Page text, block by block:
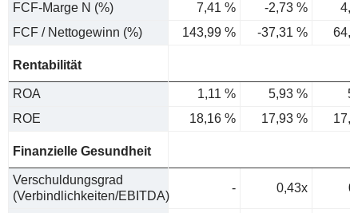
FCF-Marge N (%)
7,41 % -2,73 %
FCF / Nettogewinn (%)
143,99 % -37,31 %
Rentabilität
ROA 1,11 % 5,93 %
ROE
18,16 % 17,93 %
Finanzielle Gesundheit
Verschuldungsgrad
(Verbindlichkeiten/EBITDA)
- 0,43x